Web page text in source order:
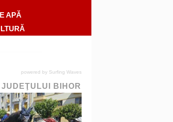
APĂ
powered by Surfing Waves
BIHOR